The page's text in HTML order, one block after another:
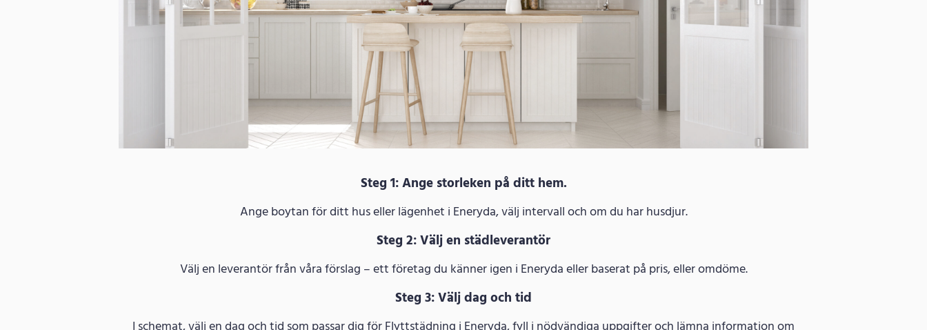
Steg 1: Ange storleken på ditt hem.
Ange boytan för ditt hus eller lägenhet i Eneryda, välj intervall och om du har husdjur.
Steg 2: Välj en städleverantör
Välj en leverantör från våra förslag – ett företag du känner igen i Eneryda eller baserat på pris, eller omdöme.
Steg 3: Välj dag och tid